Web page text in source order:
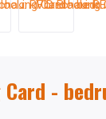
Card -